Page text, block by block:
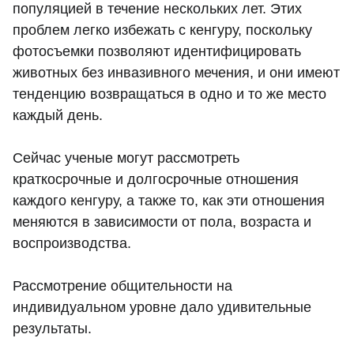
популяцией в течение нескольких лет. Этих
проблем легко избежать с кенгуру, поскольку
фотосъемки позволяют идентифицировать
животных без инвазивного мечения, и они имеют
тенденцию возвращаться в одно и то же место
каждый день.
Сейчас ученые могут рассмотреть
краткосрочные и долгосрочные отношения
каждого кенгуру, а также то, как эти отношения
меняются в зависимости от пола, возраста и
воспроизводства.
Рассмотрение общительности на
индивидуальном уровне дало удивительные
результаты.